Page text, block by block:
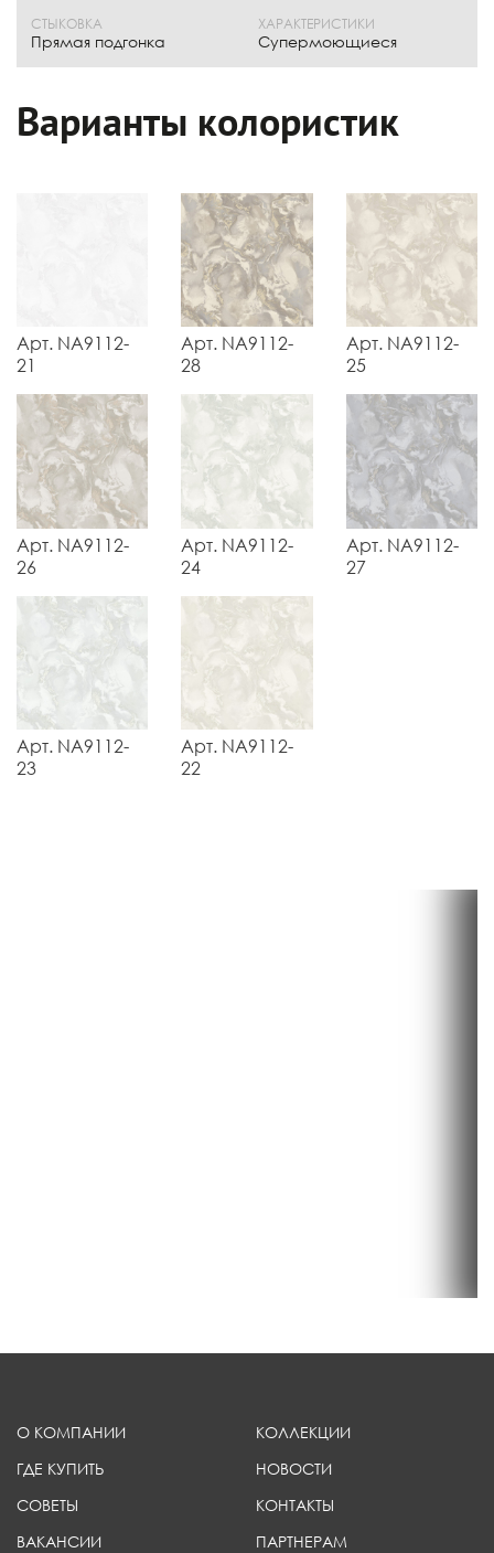
СТЫКОВКА
Прямая подгонка
ХАРАКТЕРИСТИКИ
Супермоющиеся
Варианты колористик
Арт. NA9112-
21
Арт. NA9112-
28
Арт. NA9112-
25
Арт. NA9112-
26
Арт. NA9112-
24
Арт. NA9112-
27
Арт. NA9112-
23
Арт. NA9112-
22
О КОМПАНИИ
КОЛЛЕКЦИИ
ГДЕ КУПИТЬ
НОВОСТИ
СОВЕТЫ
КОНТАКТЫ
ВАКАНСИИ
ПАРТНЕРАМ